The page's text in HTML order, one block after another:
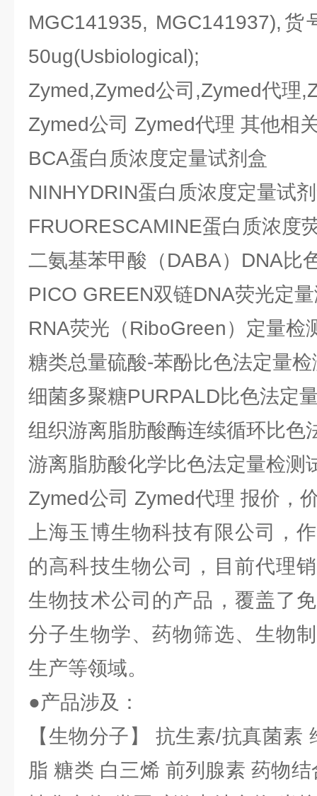
MGC141935, MGC141937),货
50ug(Usbiological);
Zymed,Zymed公司,Zymed代理
Zymed公司 Zymed代理 其他相
BCA蛋白质浓度定量试剂盒
NINHYDRIN蛋白质浓度定量试
FRUORESCAMINE蛋白质浓度
二氨基苯甲酸（DABA）DNA比
PICO GREEN双链DNA荧光定
RNA荧光（RiboGreen）定量检
糖类总量硫酸-苯酚比色法定量
细菌多聚糖PURPALD比色法定
组织游离脂肪酸酶连续循环比色
游离脂肪酸化学比色法定量检测
Zymed公司 Zymed代理 报价，
上海玉博生物科技有限公司，
的高科技生物公司，目前代理
生物技术公司的产品，覆盖了
分子生物学、药物筛选、生物
生产等领域。
●产品涉及：
【生物分子】 抗生素/抗真菌素
脂 糖类 白三烯 前列腺素 药物